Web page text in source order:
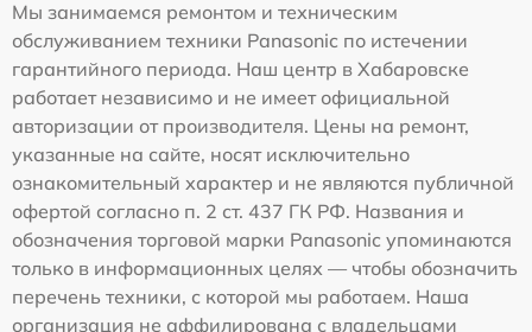
Мы занимаемся ремонтом и техническим
обслуживанием техники Panasonic по истечении
гарантийного периода. Наш центр в Хабаровске
работает независимо и не имеет официальной
авторизации от производителя. Цены на ремонт,
указанные на сайте, носят исключительно
ознакомительный характер и не являются публичной
офертой согласно п. 2 ст. 437 ГК РФ. Названия и
обозначения торговой марки Panasonic упоминаются
только в информационных целях — чтобы обозначить
перечень техники, с которой мы работаем. Наша
организация не аффилирована с владельцами